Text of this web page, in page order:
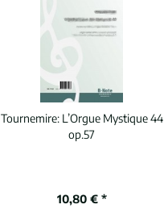
Tournemire: L’Orgue Mystique 44
op.57
10,80 € *